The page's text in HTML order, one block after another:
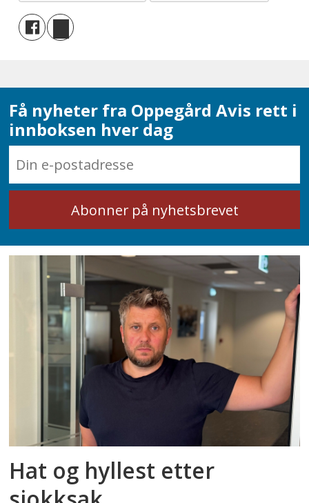
Få nyheter fra Oppegård Avis rett i
innboksen hver dag
Hat og hyllest etter